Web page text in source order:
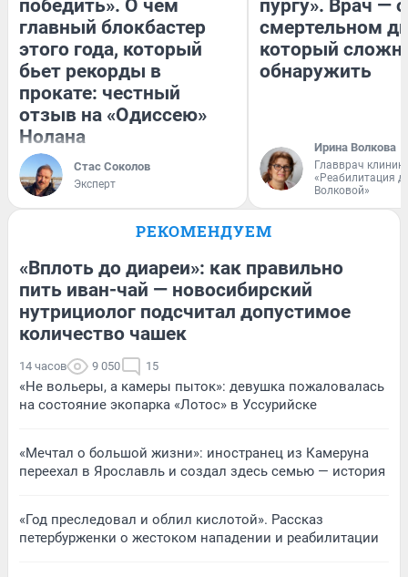
победить». О чем
главный блокбастер
этого года, который
бьет рекорды в
прокате: честный
отзыв на «Одиссею»
Нолана
Стас Соколов
Эксперт
пургу». Врач — о
смертельном
который
обнаружить
Ирина Волкова
Главврач
«Реабилитация
Волковой»
РЕКОМЕНДУЕМ
«Вплоть до диареи»: как правильно
пить иван-чай — новосибирский
нутрициолог подсчитал допустимое
количество чашек
14 часов 9 050 15
«Не вольеры, а камеры пыток»: девушка пожаловалась
на состояние экопарка «Лотос» в Уссурийске
«Мечтал о большой жизни»: иностранец из Камеруна
переехал в Ярославль и создал здесь семью — история
«Год преследовал и облил кислотой». Рассказ
петербурженки о жестоком нападении и реабилитации